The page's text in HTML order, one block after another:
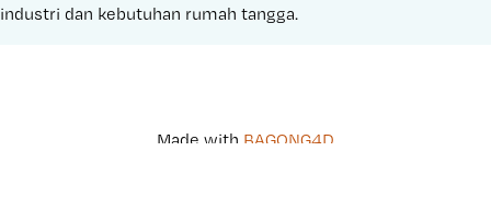
industri dan kebutuhan rumah tangga.
Made with BAGONG4D